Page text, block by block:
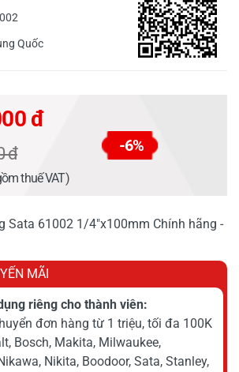
Quốc
đ
đ -6%
thuế VAT)
Sata 61002 1/4"x100mm Chính hãng -
MÃI
riêng cho thành viên:
đơn hàng từ 1 triệu, tối đa 100K
Bosch, Makita, Milwaukee,
Nikita, Boodoor, Sata, Stanley,